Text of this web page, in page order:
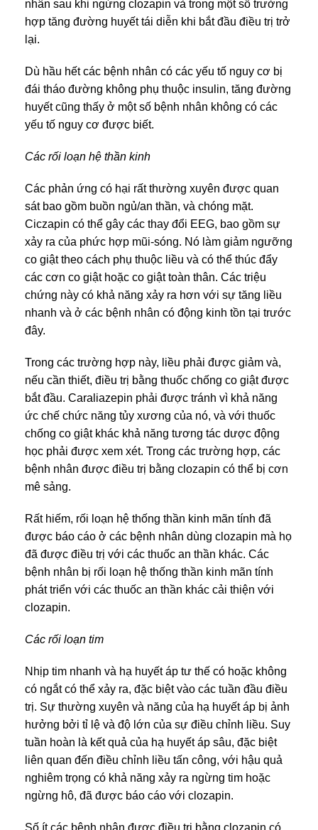
nhân sau khi ngừng clozapin và trong một số trường
hợp tăng đường huyết tái diễn khi bắt đầu điều trị trở
lại.
Dù hầu hết các bệnh nhân có các yếu tố nguy cơ bị
đái tháo đường không phụ thuộc insulin, tăng đường
huyết cũng thấy ở một số bệnh nhân không có các
yếu tố nguy cơ được biết.
Các rối loạn hệ thần kinh
Các phản ứng có hại rất thường xuyên được quan
sát bao gồm buồn ngủ/an thần, và chóng mặt.
Ciczapin có thể gây các thay đổi EEG, bao gồm sự
xảy ra của phức hợp mũi-sóng. Nó làm giảm ngưỡng
co giật theo cách phụ thuộc liều và có thể thúc đẩy
các cơn co giật hoặc co giật toàn thân. Các triệu
chứng này có khả năng xảy ra hơn với sự tăng liều
nhanh và ở các bệnh nhân có động kinh tồn tại trước
đây.
Trong các trường hợp này, liều phải được giảm và,
nếu cần thiết, điều trị bằng thuốc chống co giật được
bắt đầu. Caraliazepin phải được tránh vì khả năng
ức chế chức năng tủy xương của nó, và với thuốc
chống co giật khác khả năng tương tác dược động
học phải được xem xét. Trong các trường hợp, các
bệnh nhân được điều trị bằng clozapin có thể bị cơn
mê sảng.
Rất hiếm, rối loạn hệ thống thần kinh mãn tính đã
được báo cáo ở các bệnh nhân dùng clozapin mà họ
đã được điều trị với các thuốc an thần khác. Các
bệnh nhân bị rối loạn hệ thống thần kinh mãn tính
phát triển với các thuốc an thần khác cải thiện với
clozapin.
Các rối loạn tim
Nhịp tim nhanh và hạ huyết áp tư thế có hoặc không
có ngắt có thể xảy ra, đặc biệt vào các tuần đầu điều
trị. Sự thường xuyên và năng của hạ huyết áp bị ảnh
hưởng bởi tỉ lệ và độ lớn của sự điều chỉnh liều. Suy
tuần hoàn là kết quả của hạ huyết áp sâu, đặc biệt
liên quan đến điều chỉnh liều tấn công, với hậu quả
nghiêm trọng có khả năng xảy ra ngừng tim hoặc
ngừng hô, đã được báo cáo với clozapin.
Số ít các bệnh nhân được điều trị bằng clozapin có